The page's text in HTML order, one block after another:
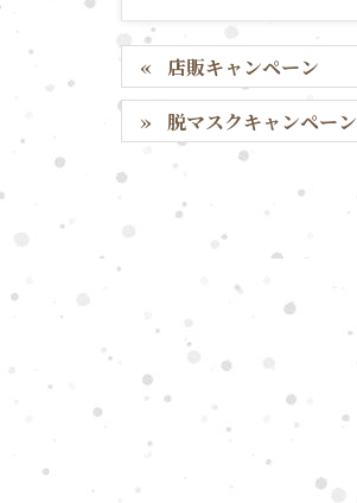
店販キャンペーン
脱マスクキャンペーン